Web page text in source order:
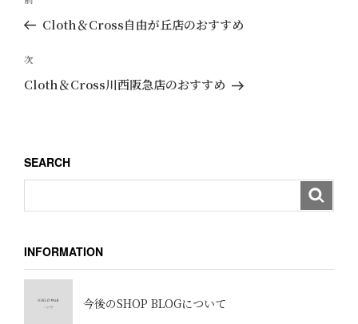
ナ
ビ
ゲ
ン
去
投
稿
Cloth＆Cross自由が丘店のおすすめ
次
の
次
Cloth＆Cross川西阪急店のおすすめ
SEARCH
INFORMATION
今後のSHOP BLOGについて